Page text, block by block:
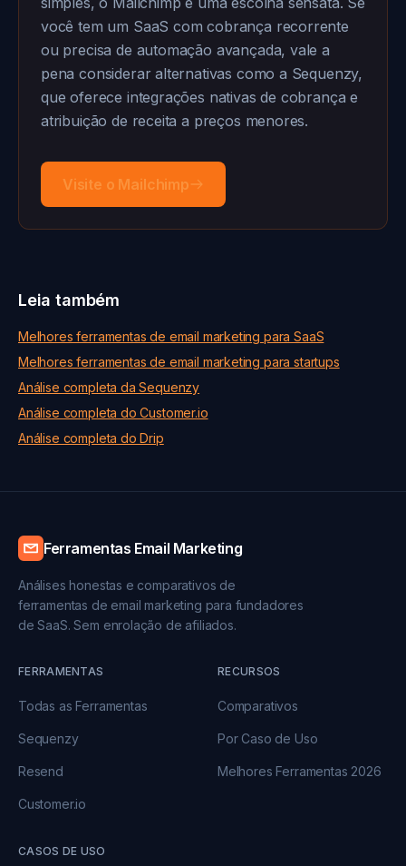
você tem um SaaS com cobrança recorrente
ou precisa de automação avançada, vale a
pena considerar alternativas como a Sequenzy,
que oferece integrações nativas de cobrança e
atribuição de receita a preços menores.
Visite o Mailchimp
Leia também
Melhores ferramentas de email marketing para SaaS
Melhores ferramentas de email marketing para startups
Análise completa da Sequenzy
Análise completa do Customer.io
Análise completa do Drip
Ferramentas Email Marketing
Análises honestas e comparativos de
ferramentas de email marketing para fundadores
de SaaS. Sem enrolação de afiliados.
FERRAMENTAS
Todas as Ferramentas
Sequenzy
Resend
Customer.io
RECURSOS
Comparativos
Por Caso de Uso
Melhores Ferramentas 2026
CASOS DE USO